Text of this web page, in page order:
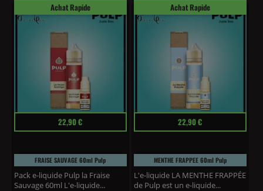
Achat Rapide
Achat Rapide
Prix 22,90 €
FRAISE SAUVAGE 60ml Pulp
Pack e-liquide Pulp la Fraise
Sauvage 60ml L'e-liquide...
Prix 22,90 €
MENTHE FRAPPEE 60ml Pulp
L'e-liquide LA MENTHE FRAPPÉE
de Pulp est un e-liquide...